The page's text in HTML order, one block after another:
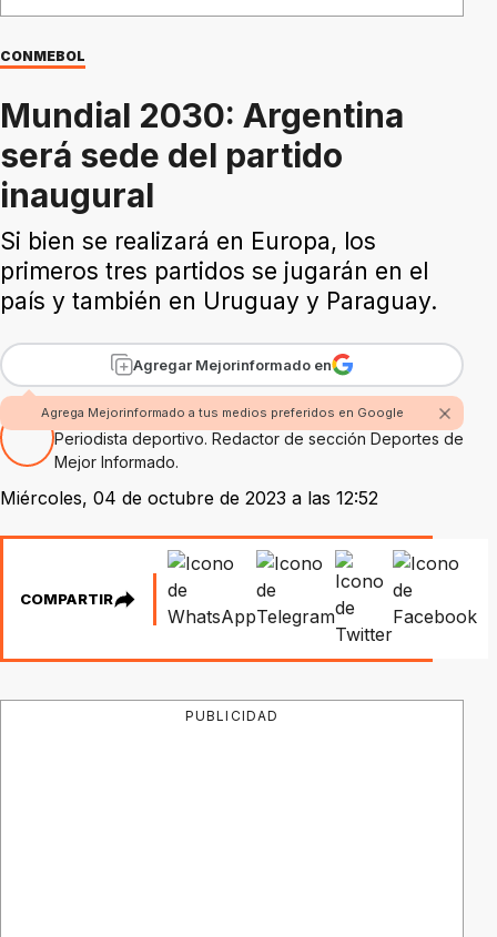
CONMEBOL
Mundial 2030: Argentina
será sede del partido
inaugural
Si bien se realizará en Europa, los
primeros tres partidos se jugarán en el
país y también en Uruguay y Paraguay.
Agregar Mejorinformado en
Agrega Mejorinformado a tus medios preferidos en Google
Por Juan Sáber
Periodista deportivo. Redactor de sección Deportes de
Mejor Informado.
Miércoles, 04 de octubre de 2023 a las 12:52
COMPARTIR
PUBLICIDAD